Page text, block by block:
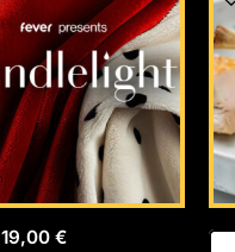
19,00€